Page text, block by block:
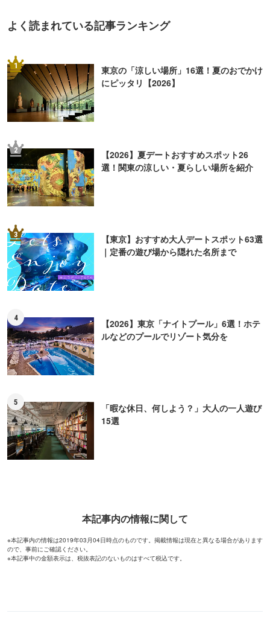
よく読まれている記事ランキング
1
東京の「涼しい場所」16選！夏のおでかけ
にピッタリ【2026】
2
【2026】夏デートおすすめスポット26
選！関東の涼しい・夏らしい場所を紹介
3
【東京】おすすめ大人デートスポット63選
｜定番の遊び場から隠れた名所まで
4
【2026】東京「ナイトプール」6選！ホテ
ルなどのプールでリゾート気分を
5
「暇な休日、何しよう？」大人の一人遊び
15選
本記事内の情報に関して
※本記事内の情報は2019年03月04日時点のものです。掲載情報は現在と異なる場合があります
ので、事前にご確認ください。
※本記事中の金額表示は、税抜表記のないものはすべて税込です。